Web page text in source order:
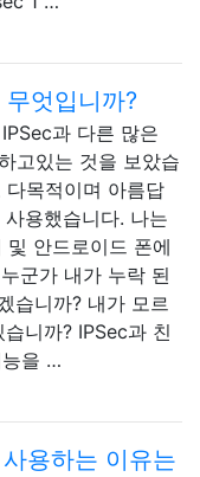
엇입니까?
과 다른 많은
고있는 것을 보았습
목적이며 아름답
용했습니다. 나는
안드로이드 폰에
군가 내가 누락 된
습니까? 내가 모르
니까? IPSec과 친
능을 …
용하는 이유는